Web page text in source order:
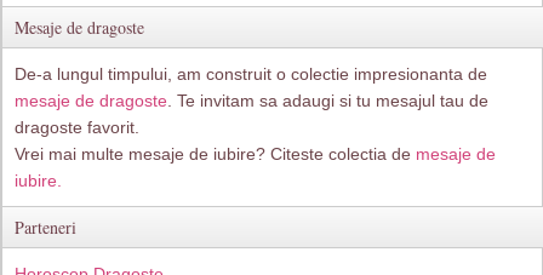
Mesaje de dragoste
De-a lungul timpului, am construit o colectie impresionanta de
mesaje de dragoste . Te invitam sa adaugi si tu mesajul tau de
dragoste favorit.
Vrei mai multe mesaje de iubire? Citeste colectia de mesaje de
iubire.
Parteneri